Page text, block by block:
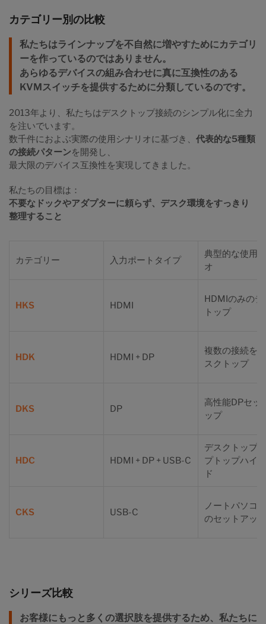
カテゴリー別の比較
私たちはラインナップを不自然に増やすためにカテゴリ
ーを作っているのではありません。
あらゆるデバイスの組み合わせに真に互換性のある
KVMスイッチを提供するために分類しているのです。
2013年より、私たちはデスクトップ接続のシンプル化に全力
を注いでいます。
数千件におよぶ実際の使用シナリオに基づき、 代表的な5種類
の接続パターンを開発し、
最大限のデバイス互換性を実現してきました。
私たちの目標は：
不要なドックやアダプターに頼らず、デスク環境をすっきり
整理すること
カテゴリー 入力ポートタイプ
典型的な使用
オ
HKS HDMI
HDMIのみのデ
トップ
HDK HDMI + DP
複数の接続を
スクトップ
DKS DP
高性能DPセッ
ップ
HDC HDMI + DP + USB-C
デスクトップ
プトップハイ
ド
CKS USB-C
ノートパソコ
のセットアップ
シリーズ比較
お客様にもっと多くの選択肢を提供するため、私たちに